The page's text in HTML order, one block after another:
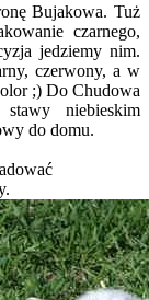
Bujakowa. Tuż
czarnego,
jedziemy nim.
czerwony, a w
;) Do Chudowa
niebieskim
do domu.